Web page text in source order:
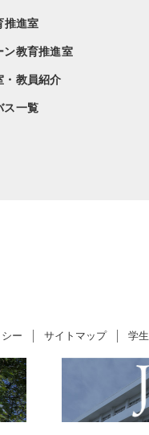
推進室
ン教育推進室
・教員紹介
ス一覧
ー サイトマップ 学